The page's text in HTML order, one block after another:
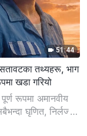
51:44
सतावटका तथ्यहरू, भाग
खडा गरियो
रूपमा अमानवीय
घृणित, निर्लज्ज,
छ। हालै, हामीले